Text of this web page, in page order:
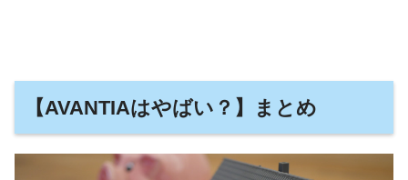
【AVANTIAはやばい？】まとめ